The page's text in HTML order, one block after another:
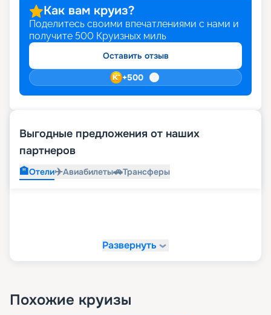
Как вам круиз?
Поделитесь своими впечатлениями с нами и
получите 500 Круизных миль
Оставить отзыв
+500
Выгодные предложения от наших
партнеров
🏨Отели✈️Авиабилеты🚗Трансферы
Развернуть
Похожие круизы